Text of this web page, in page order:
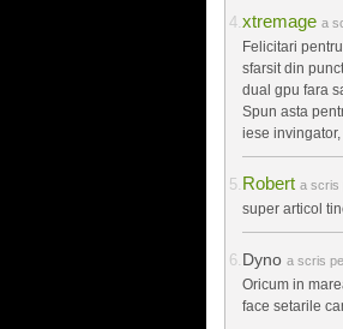
xtremage a
Felicitari
sfarsit din
dual gpu fara
Spun asta
iese
Robert a scris
super articol
Dyno a scris
Oricum in
face setarile